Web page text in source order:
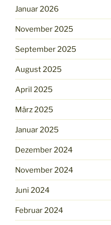
Januar 2026
November 2025
September 2025
August 2025
April 2025
März 2025
Januar 2025
Dezember 2024
November 2024
Juni 2024
Februar 2024